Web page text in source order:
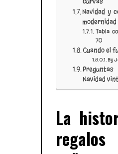
Navidad y
modernidad
Tabla
70
Cuando el
By
Navidad
La